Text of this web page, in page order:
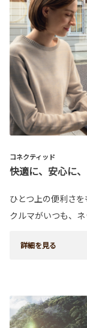
コネクティッド
快適に、安心に
ひとつ上の便利さを
クルマがいつも、
詳細を見る